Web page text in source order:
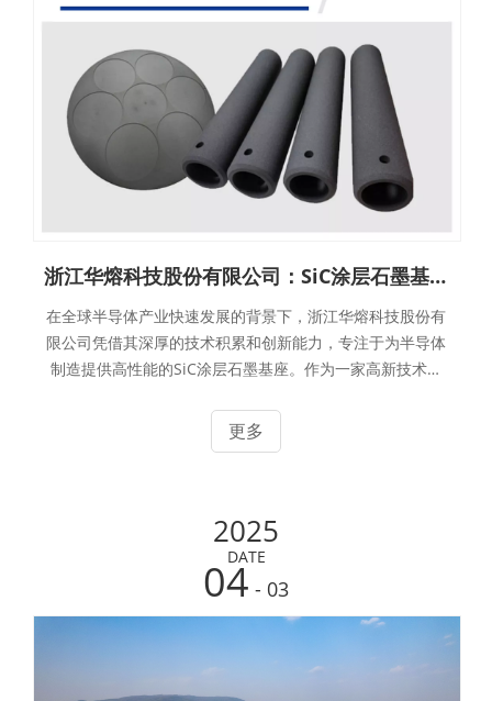
浙江华熔科技股份有限公司：SiC涂层石墨基座，助力半导体制造高质量发展
在全球半导体产业快速发展的背景下，浙江华熔科技股份有
限公司凭借其深厚的技术积累和创新能力，专注于为半导体
制造提供高性能的SiC涂层石墨基座。作为一家高新技术企
制造行业的高质量发展。
更多
2025
DATE
04 - 03